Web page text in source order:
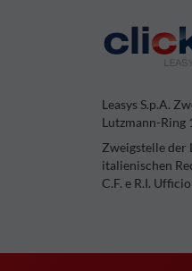
Leasys S.p.A.
Lutzmann-Ring
Zweigstelle der
italienischen
C.F. e R.I.